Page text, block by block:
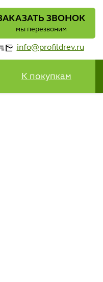
ЗВОНОК
мы перезвоним
info@profildrev.ru
К покупкам